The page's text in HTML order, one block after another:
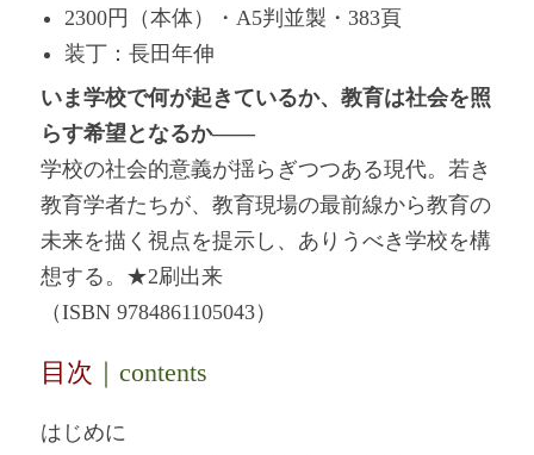
2300円（本体）・A5判並製・383頁
装丁：長田年伸
いま学校で何が起きているか、教育は社会を照
らす希望となるか――
学校の社会的意義が揺らぎつつある現代。若き
教育学者たちが、教育現場の最前線から教育の
未来を描く視点を提示し、ありうべき学校を構
想する。★2刷出来
（ISBN 9784861105043）
目次 ｜contents
はじめに